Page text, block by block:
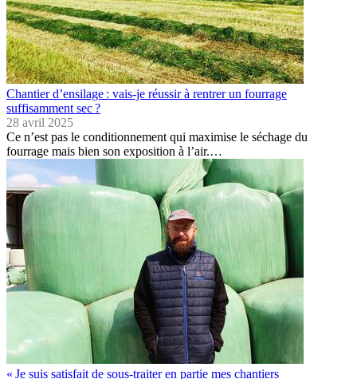
Chantier d’ensilage : vais-je réussir à rentrer un fourrage
suffisamment sec ?
28 avril 2025
Ce n’est pas le conditionnement qui maximise le séchage du
fourrage mais bien son exposition à l’air.…
« Je suis satisfait de sous-traiter en partie mes chantiers